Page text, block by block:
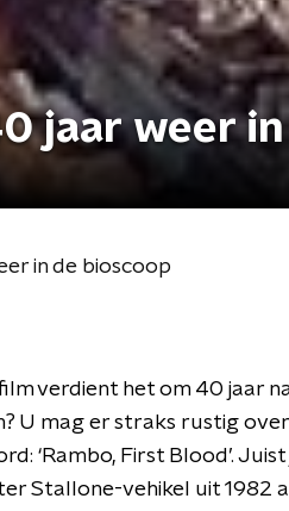
jaar weer
in de bioscoop
verdient het om 40 jaar
U mag er straks rustig
‘Rambo, First Blood’.
Stallone-vehikel uit 1982